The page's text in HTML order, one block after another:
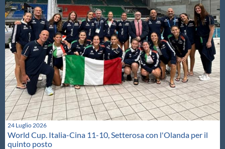
24 Luglio 2026
World Cup. Italia-Cina 11-10, Setterosa con l'Olanda per il
quinto posto